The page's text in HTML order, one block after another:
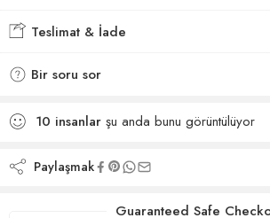
Teslimat & İade
Bir soru sor
10 insanlar şu anda bunu görüntülüyor
Paylaşmak
Guaranteed Safe